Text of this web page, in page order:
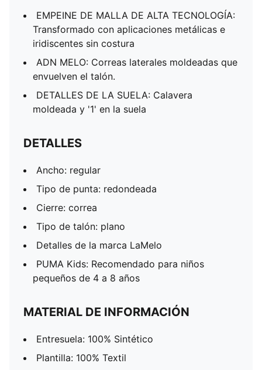
EMPEINE DE MALLA DE ALTA TECNOLOGÍA:
Transformado con aplicaciones metálicas e
iridiscentes sin costura
ADN MELO: Correas laterales moldeadas que
envuelven el talón.
DETALLES DE LA SUELA: Calavera
moldeada y '1' en la suela
DETALLES
Ancho: regular
Tipo de punta: redondeada
Cierre: correa
Tipo de talón: plano
Detalles de la marca LaMelo
PUMA Kids: Recomendado para niños
pequeños de 4 a 8 años
MATERIAL DE INFORMACIÓN
Entresuela: 100% Sintético
Plantilla: 100% Textil